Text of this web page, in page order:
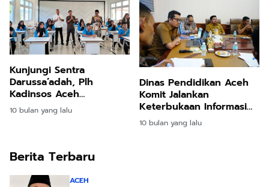
Kunjungi Sentra
Darussa’adah, Plh
Kadinsos Aceh
Zulkarnain Motivasi
Anak-Anak: “Pendidikan
10 bulan yang lalu
Dinas Pendidikan Aceh
Komit Jalankan
Keterbukaan Informasi
Publik, Komisi Informasi
Lakukan Monev di
10 bulan yang lalu
Berita Terbaru
ACEH